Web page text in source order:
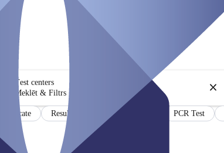
Test centers
Meklēt & Filtrs
Certificate Results in German and English PCR Test